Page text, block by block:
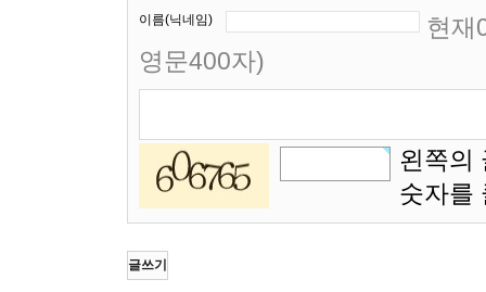
이름(닉네임)
현재
영문400자)
왼쪽의
숫자를
글쓰기